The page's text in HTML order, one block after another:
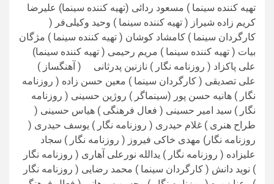
تهیه کننده سینما ) مسعود ردائی (تهیه کننده سینما) علیرضا
کریم زاده شیراز ( تهیه کننده سینما ) وحید وکیلی‌فر (
کارگردان سینما ) کامشاد کوشان ( تهیه کننده سینما ) مژگان
بیات ( تهیه کننده سینما ) مریم رحیمی ( تهیه کننده سینما)
علی پاکزاد ( روزنامه نگار ) نازنین پدرثانی ( آهنگساز )
علی تصدیقی ( کارگردان سینما ) معین حسن زاده ( روزنامه
نگار ) هانیه حسن پور (سینماگر ) روژین حسینی ( روزنامه
نگار ) سید امیر حسینی ( فعال فرهنگی ) هیاس حسینی (
طراح هنری ) غلام حیدری ( روزنامه نگار ) یوسف حیدری (
روزنامه نگار) مهدی خاکی فیروز ( روزنامه نگار ) سجاد
علیزاده ( روزنامه نگار ) یدالله نورعلی آهاری ( روزنامه نگار
) نوید دانش ( کارگردان سینما ) محمد رضایی ( روزنامه نگار